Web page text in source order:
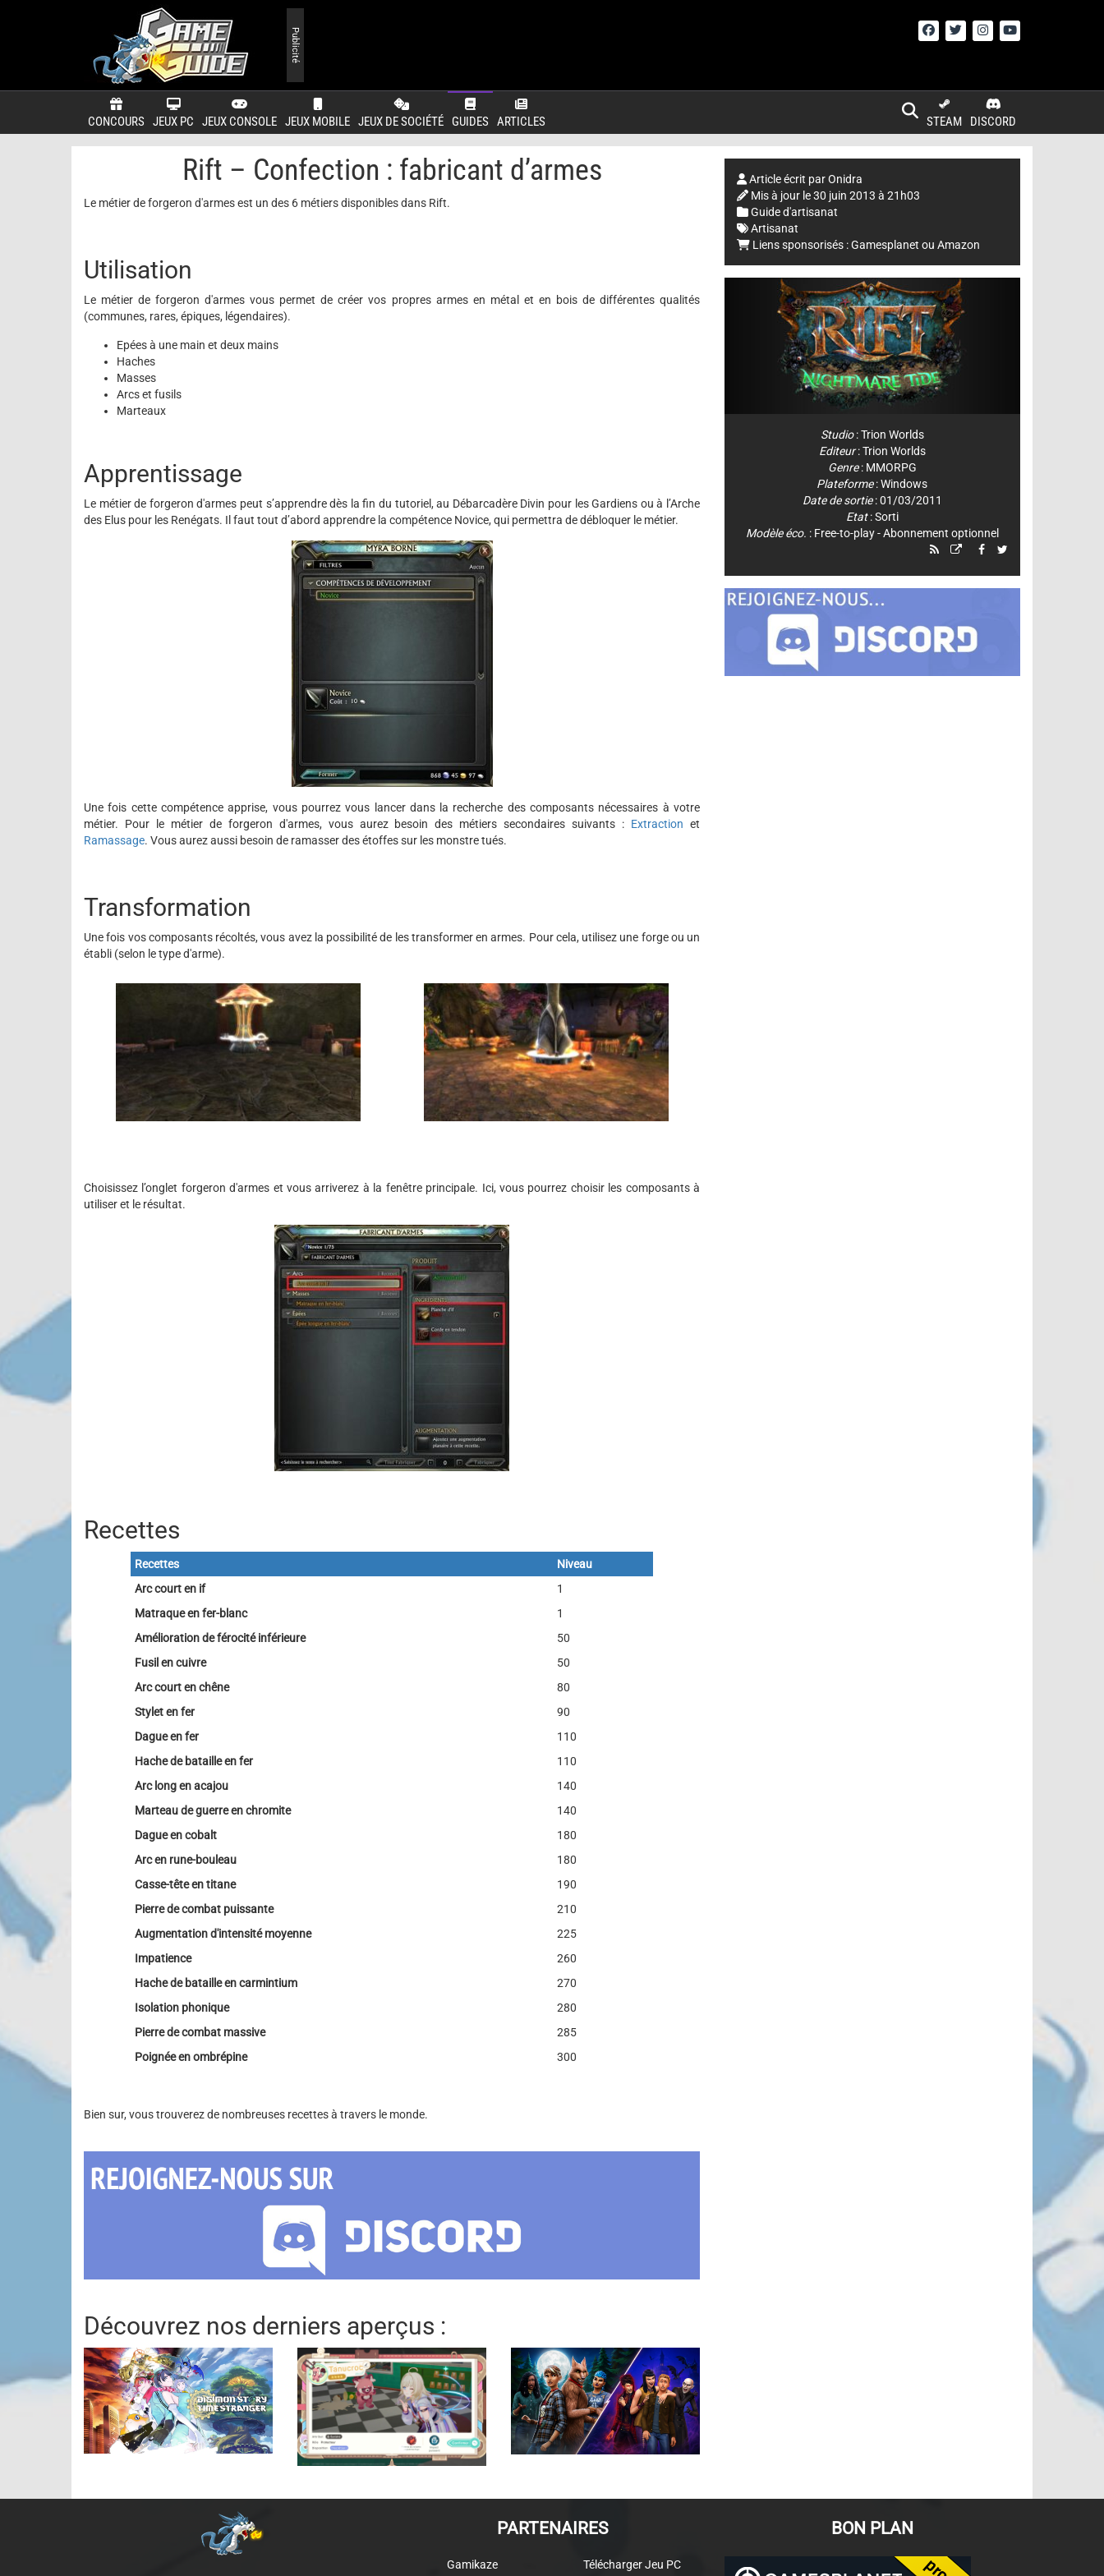
CONCOURS JEUX PC JEUX CONSOLE JEUX MOBILE JEUX DE SOCIÉTÉ GUIDES ARTICLES DISCORD
STEAM
Publicité
Rift – Confection : fabricant d’armes
Le métier de forgeron d'armes est un des 6 métiers disponibles dans Rift.
Utilisation
Le métier de forgeron d'armes vous permet de créer vos propres armes en métal et en bois de différentes qualités
(communes, rares, épiques, légendaires).
Epées à une main et deux mains
Haches
Masses
Arcs et fusils
Marteaux
Apprentissage
Le métier de forgeron d'armes peut s’apprendre dès la fin du tutoriel, au Débarcadère Divin pour les Gardiens ou à l’Arche
des Elus pour les Renégats. Il faut tout d’abord apprendre la compétence Novice, qui permettra de débloquer le métier.
Une fois cette compétence apprise, vous pourrez vous lancer dans la recherche des composants nécessaires à votre
métier. Pour le métier de forgeron d'armes, vous aurez besoin des métiers secondaires suivants : Extraction et
Ramassage. Vous aurez aussi besoin de ramasser des étoffes sur les monstre tués.
Transformation
Une fois vos composants récoltés, vous avez la possibilité de les transformer en armes. Pour cela, utilisez une forge ou un
établi (selon le type d'arme).
Choisissez l’onglet forgeron d'armes et vous arriverez à la fenêtre principale. Ici, vous pourrez choisir les composants à
utiliser et le résultat.
Recettes
Recettes
Niveau
Arc court en if
1
Matraque en fer-blanc
1
Amélioration de férocité inférieure
50
Fusil en cuivre
50
Arc court en chêne
80
Stylet en fer
90
Dague en fer
110
Hache de bataille en fer
110
Arc long en acajou
140
Marteau de guerre en chromite
140
Dague en cobalt
180
Arc en rune-bouleau
180
Casse-tête en titane
190
Pierre de combat puissante
210
Augmentation d'intensité moyenne
225
Impatience
260
Hache de bataille en carmintium
270
Isolation phonique
280
Pierre de combat massive
285
Poignée en ombrépine
300
Bien sur, vous trouverez de nombreuses recettes à travers le monde.
Découvrez nos derniers aperçus :
Article écrit parOnidra
Mis à jour le30 juin 2013 à 21h03
Guide d'artisanat
Artisanat
Liens sponsorisés :Gamesplanet ou Amazon
Studio:Trion Worlds
Editeur:Trion Worlds
Genre: MMORPG
Plateforme:Windows
Date de sortie: 01/03/2011
Etat: Sorti
Modèle éco. : Free-to-play - Abonnement optionnel
PARTENAIRES
Gamikaze Télécharger Jeu PC
BON PLAN